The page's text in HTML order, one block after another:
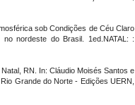
sob Condições de Céu Claro
nordeste do Brasil. 1ed.NATAL: :
RN. In: Cláudio Moisés Santos e
Grande do Norte - Edições UERN,